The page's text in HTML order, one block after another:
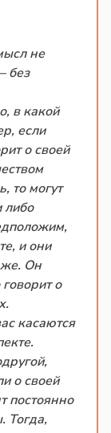
не
без
в какой
если
о своей
то могут
либо
и они
же. Он
о
касаются
о своей
постоянно
Тогда,